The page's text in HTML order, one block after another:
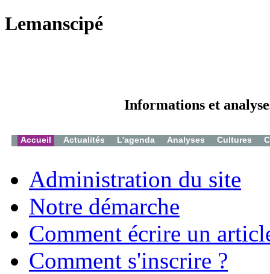
Lemanscipé
Informations et
Accueil Actualités L'agenda Analyses Cultures
Administration du site
Notre démarche
Comment écrire un
Comment s'inscrire ?